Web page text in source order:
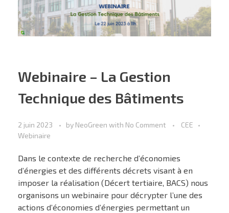
Webinaire – La Gestion
Technique des Bâtiments
2 juin 2023 by NeoGreen with No Comment
CEE
Webinaire
Dans le contexte de recherche d’économies
d’énergies et des différents décrets visant à en
imposer la réalisation (Décert tertiaire, BACS) nous
organisons un webinaire pour décrypter l’une des
actions d’économies d’énergies permettant un